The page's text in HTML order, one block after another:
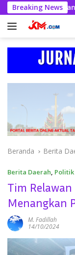
Langsung
ke
konten
Breaking News
Kahfi Tekankan
Beranda Berita
Berita Daerah, Politik
Tim Relawan
Menangkan
M. Fadillah
14/10/2024